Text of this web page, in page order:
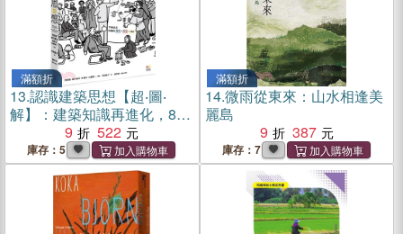
滿額折
13.認識建築思想【超‧圖‧
解】：建築知識再進化，8年
濃縮精煉，更簡明更易懂，
用最短距離，圖解關鍵思潮&
名家
9 522
庫存：5
滿額折
14.微雨從東來：山水相逢美
麗島
9
387
庫存：7